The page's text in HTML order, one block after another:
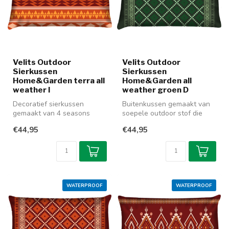
Velits Outdoor
Sierkussen
Home&Garden terra all
weather I
Decoratief sierkussen
gemaakt van 4 seasons
interieur ...
€44,95
Velits Outdoor
Sierkussen
Home&Garden all
weather groen D
Buitenkussen gemaakt van
soepele outdoor stof die
geb...
€44,95
WATERPROOF WATERPROOF